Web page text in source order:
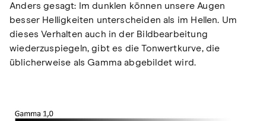
Anders gesagt: Im dunklen können unsere Augen
besser Helligkeiten unterscheiden als im Hellen. Um
dieses Verhalten auch in der Bildbearbeitung
wiederzuspiegeln, gibt es die Tonwertkurve, die
üblicherweise als Gamma abgebildet wird.